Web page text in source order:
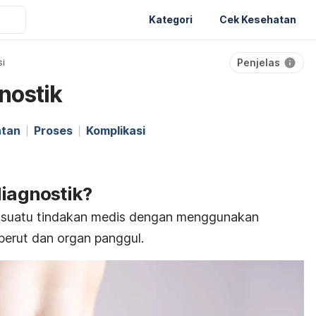
Kategori Cek Kesehatan
Penjelas
Proses Komplikasi
tindakan medis dengan menggunakan
dan organ panggul.